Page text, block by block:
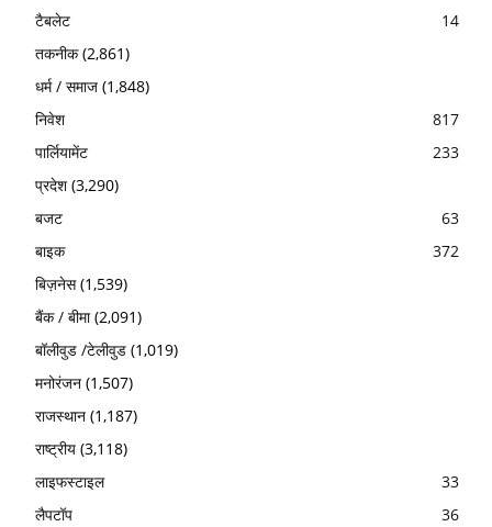
टैबलेट
14
तकनीक(2,861)
धर्म / समाज (1,848)
निवेश
817
पार्लियामेंट
233
प्रदेश(3,290)
बजट
63
बाइक
372
बिज़नेस(1,539)
बैंक / बीमा(2,091)
बॉलीवुड /टेलीवुड (1,019)
मनोरंजन (1,507)
राजस्थान (1,187)
राष्ट्रीय (3,118)
लाइफस्टाइल
33
लैपटॉप
36